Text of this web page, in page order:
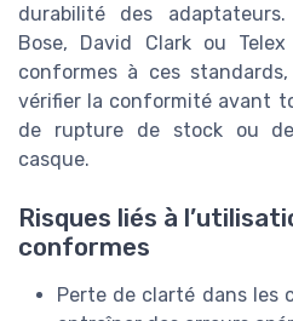
durabilité des
Bose, David Clark ou
conformes à ces
vérifier la conformité avant
de rupture de stock ou
casque.
Risques liés à
conformes
Perte de clarté dans les